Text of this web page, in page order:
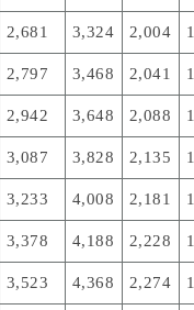
2,681 3,324 2,004
2,797 3,468 2,041
2,942 3,648 2,088
3,087 3,828 2,135
3,233 4,008 2,181
3,378 4,188 2,228
3,523 4,368 2,274